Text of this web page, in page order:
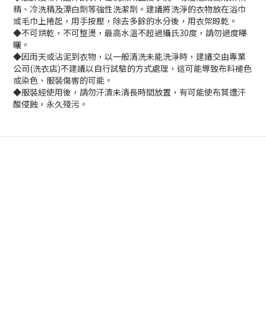
精、冷洗精及漂白劑等強性洗潔劑。建議將洗淨的衣物放在浴巾
或毛巾上捲起，用手按壓，除去多餘的水分後，用衣架晾乾。
◆不可烘乾，不可整燙，最高水溫不超過攝氏30度，請勿過度曝
曬。
◆因雨天或沾泥到衣物，以一般清洗未能洗淨時，建議交由專業
公司(洗衣店)不建議以自行試驗的方式處理，這可能導致布料褪色
或染色、服裝傷害的可能。
◆服裝經使用後，請勿汗漬未清長時間放置，有可能使布質遭汗
酸侵蝕，永久殘污。